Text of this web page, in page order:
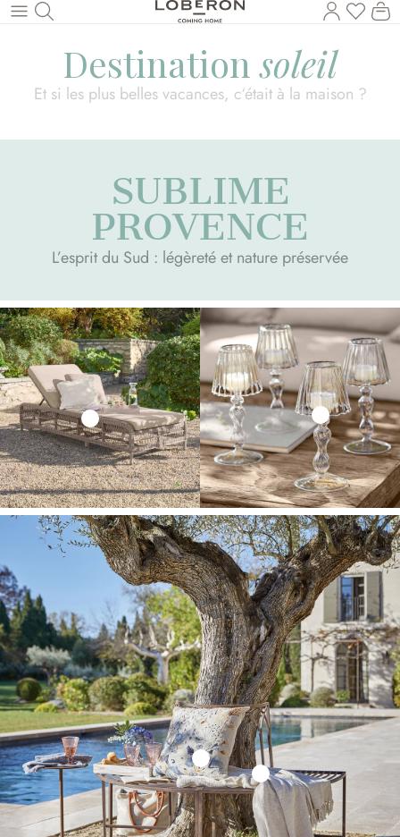
Revenir au contenu principal
Vous
Destinationsoleil
Et si les plus belles vacances, c‘était à la maison ?
SUBLIME
PROVENCE
L’esprit du Sud : légèreté et nature préservée